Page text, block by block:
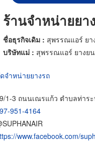
ร้านจำหน่ายย
ชื่อธุรกิจเดิม : สุพรรณแอร์ ยา
บริษัทแม่ : สุพรรณแอร์ ยางย
จำหน่ายยางรถ
1-3 ถนนเณรแก้ว ตำบลท่าร
951-4164
www.facebook.com/